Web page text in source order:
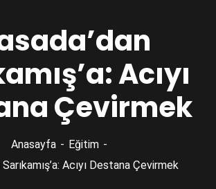
Acıyı
Çevirmek
Anasayfa
Eğitim
Acıyı Destana Çevirmek